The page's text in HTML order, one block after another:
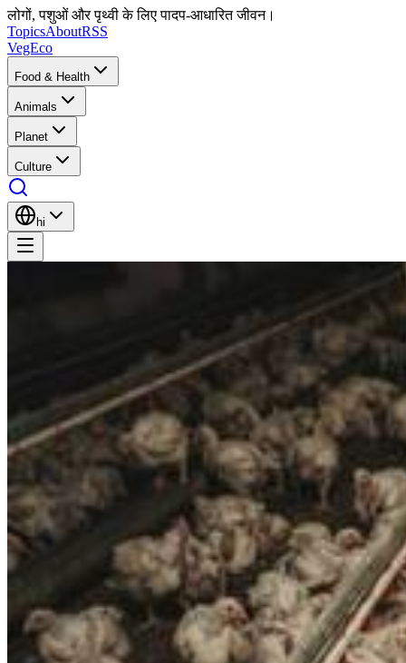
लोगों, पशुओं और पृथ्वी के लिए पादप-आधारित जीवन।
TopicsAboutRSS
VegEco
Food & Health
Animals
Planet
Culture
hi